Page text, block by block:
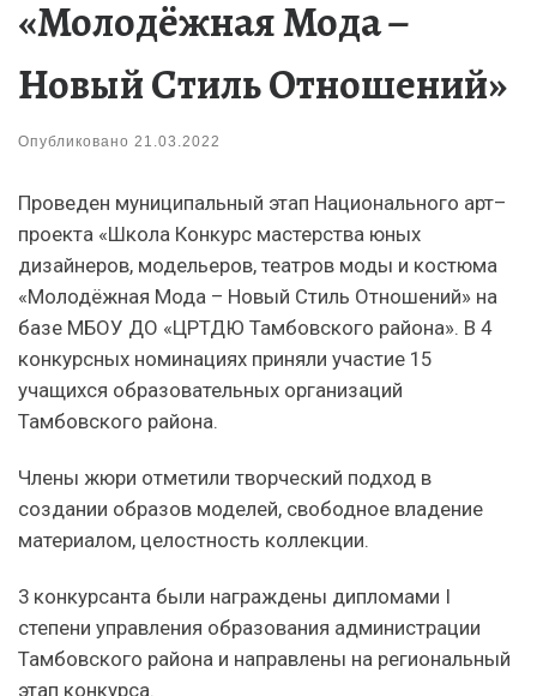
«Молодёжная Мода –
Новый Стиль Отношений»
Опубликовано 21.03.2022
Проведен муниципальный этап Национального арт–
проекта «Школа Конкурс мастерства юных
дизайнеров, модельеров, театров моды и костюма
«Молодёжная Мода – Новый Стиль Отношений» на
базе МБОУ ДО «ЦРТДЮ Тамбовского района». В 4
конкурсных номинациях приняли участие 15
учащихся образовательных организаций
Тамбовского района.
Члены жюри отметили творческий подход в
создании образов моделей, свободное владение
материалом, целостность коллекции.
3 конкурсанта были награждены дипломами I
степени управления образования администрации
Тамбовского района и направлены на региональный
этап конкурса.